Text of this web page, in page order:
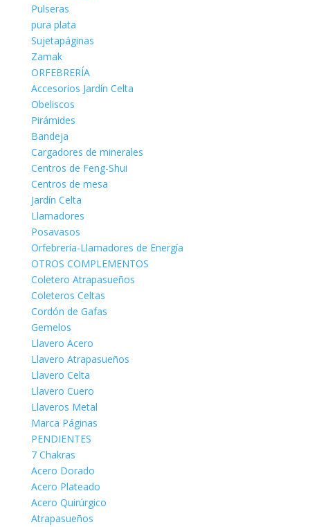
Pulseras
pura plata
Sujetapáginas
Zamak
ORFEBRERÍA
Accesorios Jardín Celta
Obeliscos
Pirámides
Bandeja
Cargadores de minerales
Centros de Feng-Shui
Centros de mesa
Jardín Celta
Llamadores
Posavasos
Orfebrería-Llamadores de Energía
OTROS COMPLEMENTOS
Coletero Atrapasueños
Coleteros Celtas
Cordón de Gafas
Gemelos
Llavero Acero
Llavero Atrapasueños
Llavero Celta
Llavero Cuero
Llaveros Metal
Marca Páginas
PENDIENTES
7 Chakras
Acero Dorado
Acero Plateado
Acero Quirúrgico
Atrapasueños